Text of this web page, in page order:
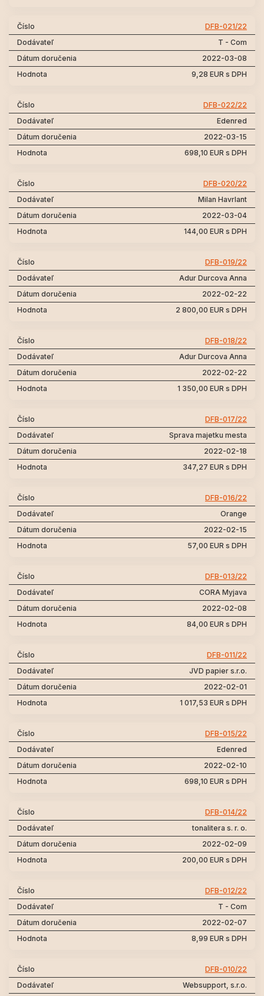
DFB-021/22
T - Com
2022-03-08
9,28 EUR s DPH
DFB-022/22
Edenred
2022-03-15
698,10 EUR s DPH
DFB-020/22
Milan Havrlant
2022-03-04
144,00 EUR s DPH
DFB-019/22
Adur Durcova Anna
2022-02-22
2 800,00 EUR s DPH
DFB-018/22
Adur Durcova Anna
2022-02-22
1 350,00 EUR s DPH
DFB-017/22
Sprava majetku mesta
2022-02-18
347,27 EUR s DPH
DFB-016/22
Orange
2022-02-15
57,00 EUR s DPH
DFB-013/22
CORA Myjava
2022-02-08
84,00 EUR s DPH
DFB-011/22
JVD papier s.r.o.
2022-02-01
1 017,53 EUR s DPH
DFB-015/22
Edenred
2022-02-10
698,10 EUR s DPH
DFB-014/22
tonalitera s. r. o.
2022-02-09
200,00 EUR s DPH
DFB-012/22
T - Com
2022-02-07
8,99 EUR s DPH
DFB-010/22
Websupport, s.r.o.